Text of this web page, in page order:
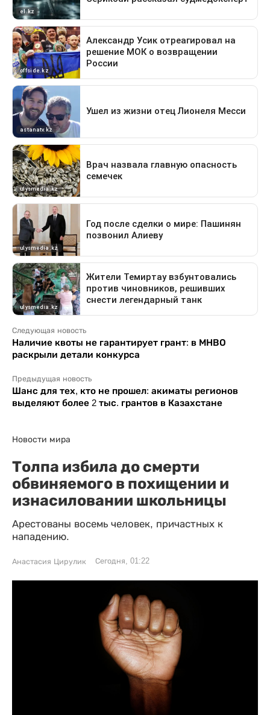
Следующая новость
Наличие квоты не гарантирует грант: в МНВО
раскрыли детали конкурса
Предыдущая новость
Шанс для тех, кто не прошел: акиматы регионов
выделяют более 2 тыс. грантов в Казахстане
Новости мира
Толпа избила до смерти
обвиняемого в похищении и
изнасиловании школьницы
Арестованы восемь человек, причастных к
нападению.
Анастасия Цирулик Сегодня, 01:22